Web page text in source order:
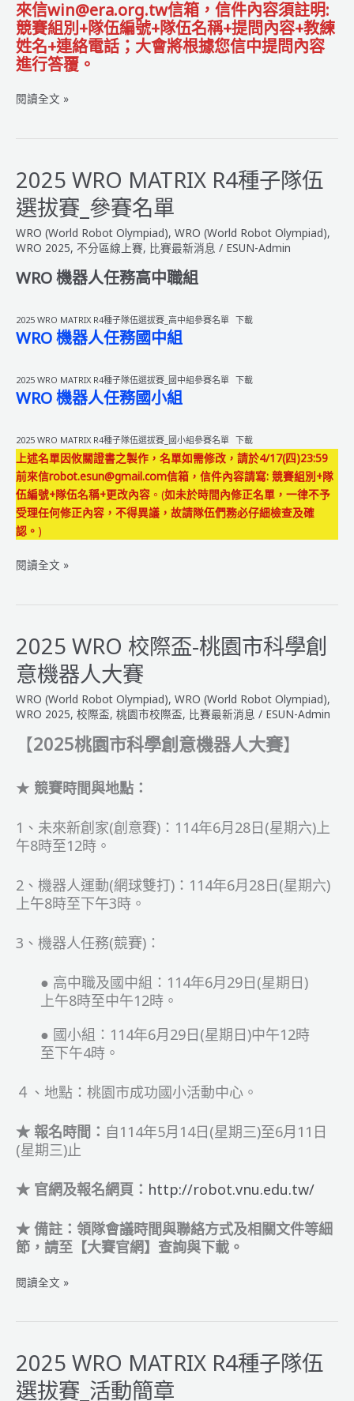
來信win@era.org.tw信箱，信件內容須註明:
競賽組別+隊伍編號+隊伍名稱+提問內容+教練
姓名+連絡電話；大會將根據您信中提問內容
進行答覆。
2025
種
子
隊
選
賽
得
獎
閱讀全文 »
2025 WRO MATRIX R4種子隊伍
選拔賽_參賽名單
WRO (World Robot Olympiad), WRO (World Robot Olympiad),
WRO 2025, 不分區線上賽, 比賽最新消息 / ESUN-Admin
WRO 機器人任務高中職組
2025 WRO MATRIX R4種子隊伍選拔賽_高中組參賽名單 下載
WRO 機器人任務國中組
2025 WRO MATRIX R4種子隊伍選拔賽_國中組參賽名單 下載
WRO 機器人任務國小組
2025 WRO MATRIX R4種子隊伍選拔賽_國小組參賽名單 下載
上述名單因攸關證書之製作，名單如需修改，請於4/17(四)23:59
前來信robot.esun@gmail.com信箱，信件內容請寫: 競賽組別+隊
伍編號+隊伍名稱+更改內容 。(如未於時間內修正名單，一律不予
受理任何修正內容，不得異議，故請隊伍們務必仔細檢查及確
認。 )
2025
種
子
隊
選
參
單
閱讀全文 »
2025 WRO 校際盃-桃園市科學創
意機器人大賽
WRO (World Robot Olympiad), WRO (World Robot Olympiad),
WRO 2025, 校際盃, 桃園市校際盃, 比賽最新消息 / ESUN-Admin
【2025桃園市科學創意機器人大賽】
★ 競賽時間與地點：
1、未來新創家(創意賽)：114年6月28日(星期六)上
午8時至12時。
2、機器人運動(網球雙打)：114年6月28日(星期六)
上午8時至下午3時。
3、機器人任務(競賽)：
● 高中職及國中組：114年6月29日(星期日)
上午8時至中午12時。
● 國小組：114年6月29日(星期日)中午12時
至下午4時。
４、地點：桃園市成功國小活動中心。
★ 報名時間： 自114年5月14日(星期三)至6月11日
(星期三)止
★ 官網及報名網頁： http://robot.vnu.edu.tw/
★ 備註：領隊會議時間與聯絡方式及相關文件等細
節，請至【大賽官網】查詢與下載。
2025
盃-
桃
園
閱讀全文 »
2025 WRO MATRIX R4種子隊伍
選拔賽_活動簡章